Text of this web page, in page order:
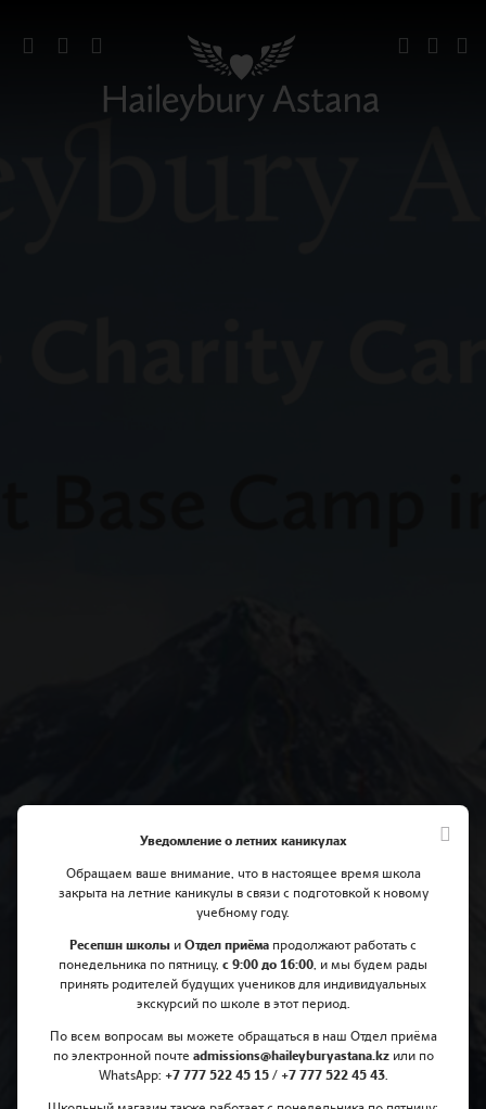
Teachers on Trek – Charity
Campaign called “Help Almas”
Уведомление о летних каникулах
Обращаем ваше внимание, что в настоящее время школа
закрыта на летние каникулы в связи с подготовкой к новому
учебному году.
Ресепшн школы и Отдел приёма продолжают работать с
понедельника по пятницу, с 9:00 до 16:00, и мы будем рады
принять родителей будущих учеников для индивидуальных
экскурсий по школе в этот период.
По всем вопросам вы можете обращаться в наш Отдел приёма
по электронной почте admissions@haileyburyastana.kzили по
WhatsApp: +7 777 522 45 15 / +7 777 522 45 43.